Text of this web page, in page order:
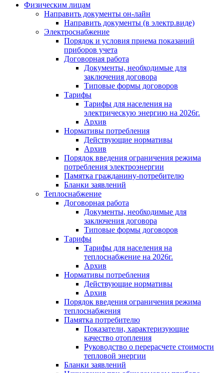
Физическим лицам
Направить документы он-лайн
Направить документы (в электр.виде)
Электроснабжение
Порядок и условия приема показаний
приборов учета
Договорная работа
Документы, необходимые для
заключения договора
Типовые формы договоров
Тарифы
Тарифы для населения на
электрическую энергию на 2026г.
Архив
Нормативы потребления
Действующие нормативы
Архив
Порядок введения ограничения режима
потребления электроэнергии
Памятка гражданину-потребителю
Бланки заявлений
Теплоснабжение
Договорная работа
Документы, необходимые для
заключения договора
Типовые формы договоров
Тарифы
Тарифы для населения на
теплоснабжение на 2026г.
Архив
Нормативы потребления
Действующие нормативы
Архив
Порядок введения ограничения режима
теплоснабжения
Памятка потребителю
Показатели, характеризующие
качество отопления
Руководство о перерасчете стоимости
тепловой энергии
Бланки заявлений